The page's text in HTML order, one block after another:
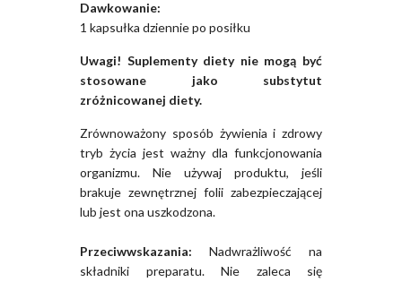
Dawkowanie:
1 kapsułka dziennie po posiłku
Uwagi! Suplementy diety nie mogą być
stosowane jako substytut
zróżnicowanej diety.
Zrównoważony sposób żywienia i zdrowy
tryb życia jest ważny dla funkcjonowania
organizmu. Nie używaj produktu, jeśli
brakuje zewnętrznej folii zabezpieczającej
lub jest ona uszkodzona.
Przeciwwskazania: Nadwrażliwość na
składniki preparatu. Nie zaleca się